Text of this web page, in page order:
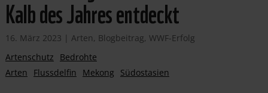
Kalb des Jahres entdeckt
16. März 2023 | Arten, Blogbeitrag, WWF-Erfolg
Artenschutz
Bedrohte
Arten
Flussdelfin Mekong Südostasien